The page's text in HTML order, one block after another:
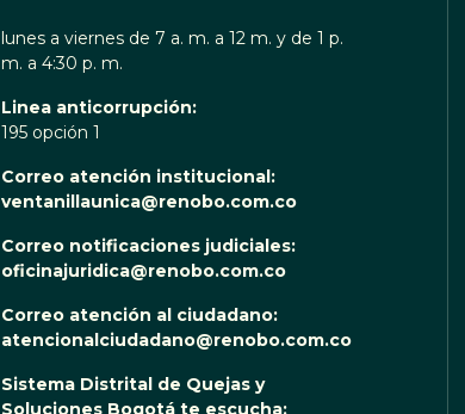
lunes a viernes de 7 a. m. a 12 m. y de 1 p.
m. a 4:30 p. m.
Linea anticorrupción:
195 opción 1
Correo atención institucional:
ventanillaunica@renobo.com.co
Correo notificaciones judiciales:
oficinajuridica@renobo.com.co
Correo atención al ciudadano:
atencionalciudadano@renobo.com.co
Sistema Distrital de Quejas y
Soluciones Bogotá te escucha: